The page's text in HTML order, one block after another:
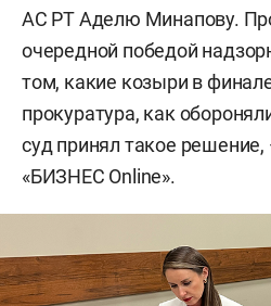
АС РТ Аделю Минапову.
очередной победой
том, какие козыри в
прокуратура, как
суд принял такое
«БИЗНЕС Online».